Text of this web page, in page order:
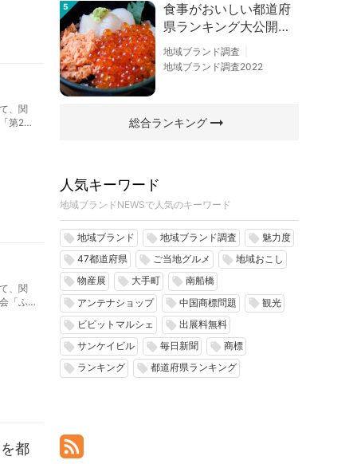
、関
第2回
、関
「ふ
都
5
食事がおいしい都道府
県ランキング大公開！
１位は北海道、３位は
大阪府、２位は〇〇
地域ブランド調査
地域ブランド調査2022
総合ランキングarrow_right_alt
人気キーワード
地域ブランドNEWSで人気のキーワード
local_offer 地域ブランド local_offer 地域ブランド調査 local_offer 魅力度
local_offer 47都道府県 local_offer ご当地グルメ local_offer 地域おこし
local_offer 物産展 local_offer 大手町 local_offer 南船橋
local_offer アンテナショップ local_offer 中国商標問題 local_offer 観光
local_offer ビビットマルシェ local_offer 出展料無料
local_offer サンケイビル local_offer 毎日新聞 local_offer 商標
local_offer ランキング local_offer 都道府県ランキング